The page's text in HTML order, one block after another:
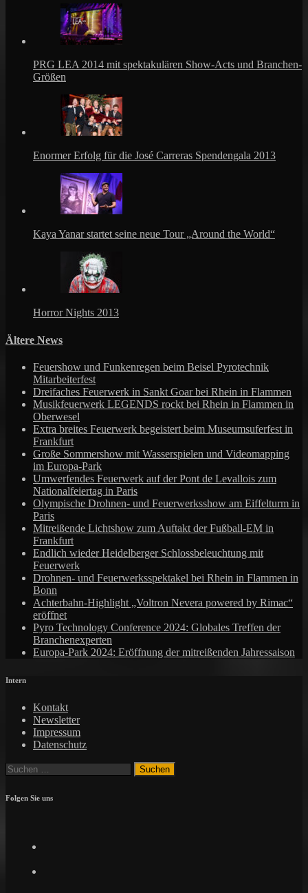
PRG LEA 2014 mit spektakulären Show-Acts und Branchen-
Größen
Enormer Erfolg für die José Carreras Spendengala 2013
Kaya Yanar startet seine neue Tour „Around the World“
Horror Nights 2013
Ältere News
Feuershow und Funkenregen beim Beisel Pyrotechnik
Mitarbeiterfest
Dreifaches Feuerwerk in Sankt Goar bei Rhein in Flammen
Musikfeuerwerk LEGENDS rockt bei Rhein in Flammen in
Oberwesel
Extra breites Feuerwerk begeistert beim Museumsuferfest in
Frankfurt
Große Sommershow mit Wasserspielen und Videomapping
im Europa-Park
Umwerfendes Feuerwerk auf der Pont de Levallois zum
Nationalfeiertag in Paris
Olympische Drohnen- und Feuerwerksshow am Eiffelturm in
Paris
Mitreißende Lichtshow zum Auftakt der Fußball-EM in
Frankfurt
Endlich wieder Heidelberger Schlossbeleuchtung mit
Feuerwerk
Drohnen- und Feuerwerksspektakel bei Rhein in Flammen in
Bonn
Achterbahn-Highlight „Voltron Nevera powered by Rimac“
eröffnet
Pyro Technology Conference 2024: Globales Treffen der
Branchenexperten
Europa-Park 2024: Eröffnung der mitreißenden Jahressaison
Intern
Kontakt
Newsletter
Impressum
Datenschutz
Suchen
Folgen Sie uns